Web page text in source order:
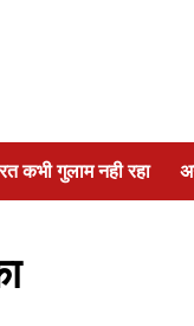
कभी गुलाम नही रहा